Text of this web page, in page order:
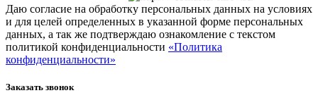
Даю согласие на обработку персональных данных на условиях
и для целей определенных в указанной форме персональных
данных, а так же подтверждаю ознакомление с текстом
политикой конфиденциальности «Политика
конфиденциальности»
Заказать звонок